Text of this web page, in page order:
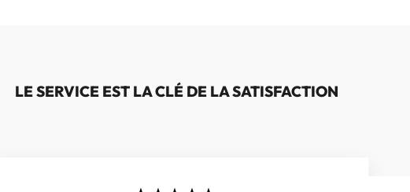
LE SERVICE EST LA CLÉ DE LA SATISFACTION